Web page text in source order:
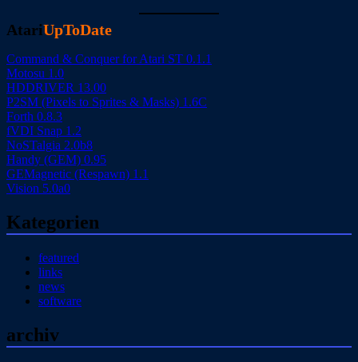
AtariUpToDate
Command & Conquer for Atari ST 0.1.1
Motosu 1.0
HDDRIVER 13.00
P2SM (Pixels to Sprites & Masks) 1.6C
Forth 0.8.3
fVDI Snap 1.2
NoSTalgia 2.0b8
Handy (GEM) 0.95
GEMagnetic (Respawn) 1.1
Vision 5.0a0
Kategorien
featured
links
news
software
archiv